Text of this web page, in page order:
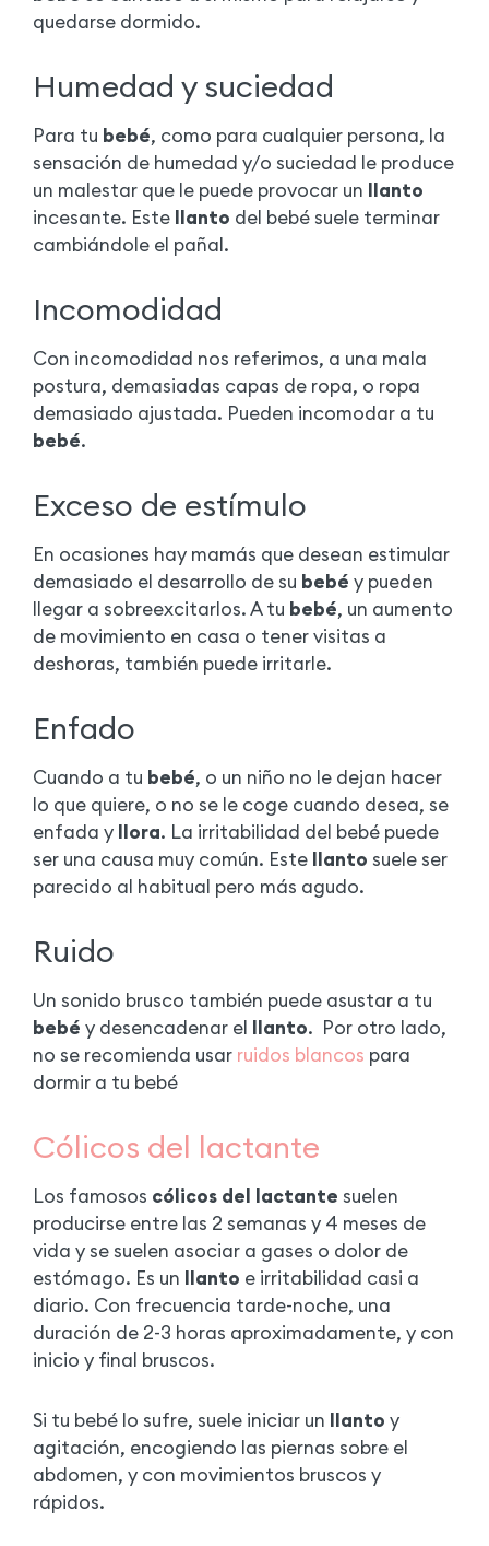
quedarse dormido.
Humedad y suciedad
Para tu bebé, como para cualquier persona, la
sensación de humedad y/o suciedad le produce
un malestar que le puede provocar un llanto
incesante. Este llanto del bebé suele terminar
cambiándole el pañal.
Incomodidad
Con incomodidad nos referimos, a una mala
postura, demasiadas capas de ropa, o ropa
demasiado ajustada. Pueden incomodar a tu
bebé.
Exceso de estímulo
En ocasiones hay mamás que desean estimular
demasiado el desarrollo de su bebé y pueden
llegar a sobreexcitarlos. A tu bebé, un aumento
de movimiento en casa o tener visitas a
deshoras, también puede irritarle.
Enfado
Cuando a tu bebé, o un niño no le dejan hacer
lo que quiere, o no se le coge cuando desea, se
enfada y llora. La irritabilidad del bebé puede
ser una causa muy común. Este llanto suele ser
parecido al habitual pero más agudo.
Ruido
Un sonido brusco también puede asustar a tu
bebé y desencadenar el llanto. Por otro lado,
no se recomienda usar ruidos blancos para
dormir a tu bebé
Cólicos del lactante
Los famosos cólicos del lactante suelen
producirse entre las 2 semanas y 4 meses de
vida y se suelen asociar a gases o dolor de
estómago. Es un llanto e irritabilidad casi a
diario. Con frecuencia tarde-noche, una
duración de 2-3 horas aproximadamente, y con
inicio y final bruscos.
Si tu bebé lo sufre, suele iniciar un llanto y
agitación, encogiendo las piernas sobre el
abdomen, y con movimientos bruscos y
rápidos.